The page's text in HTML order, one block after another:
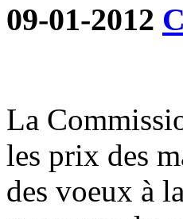
09-01-2012
La
les prix des
des voeux à